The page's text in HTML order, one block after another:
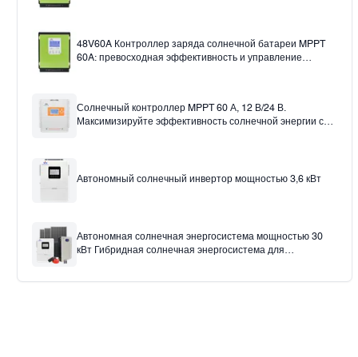
48V60A Контроллер заряда солнечной батареи MPPT
60A: превосходная эффективность и управление
Солнечный контроллер MPPT 60 А, 12 В/24 В.
Максимизируйте эффективность солнечной энергии с
Автономный солнечный инвертор мощностью 3,6 кВт
Автономная солнечная энергосистема мощностью 30
кВт Гибридная солнечная энергосистема для